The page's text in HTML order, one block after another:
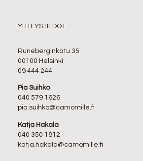
YHTEYSTIEDOT
Runeberginkatu 35
00100 Helsinki
09 444 244
Pia Suihko
040 579 1626
pia.suihko@camomille.fi
Katja Hakala
040 350 1812
katja.hakala@camomille.fi